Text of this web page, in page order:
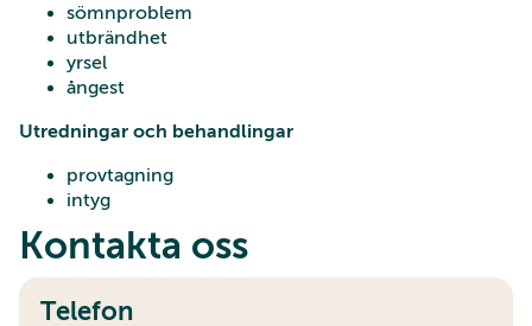
sömnproblem
utbrändhet
yrsel
ångest
Utredningar och behandlingar
provtagning
intyg
Kontakta oss
Telefon